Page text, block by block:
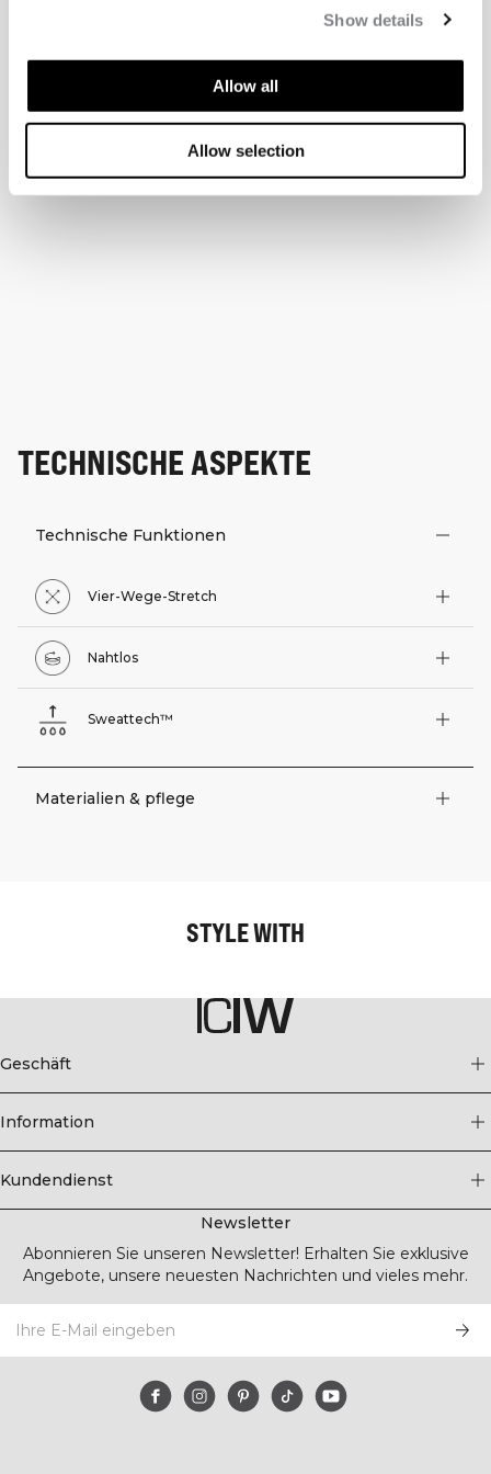
Show details
Allow all
Allow selection
TECHNISCHE ASPEKTE
Technische Funktionen
Vier-Wege-Stretch
Nahtlos
Sweattech™
Materialien & pflege
STYLE WITH
Geschäft
Information
Kundendienst
Newsletter
Abonnieren Sie unseren Newsletter! Erhalten Sie exklusive
Angebote, unsere neuesten Nachrichten und vieles mehr.